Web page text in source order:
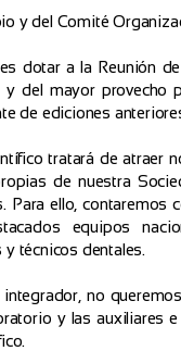
y del Comité
dotar a la Reunión
y del mayor provecho
de ediciones
tratará de atraer
de nuestra
Para ello, contaremos
equipos
técnicos dentales.
no
y las auxiliares